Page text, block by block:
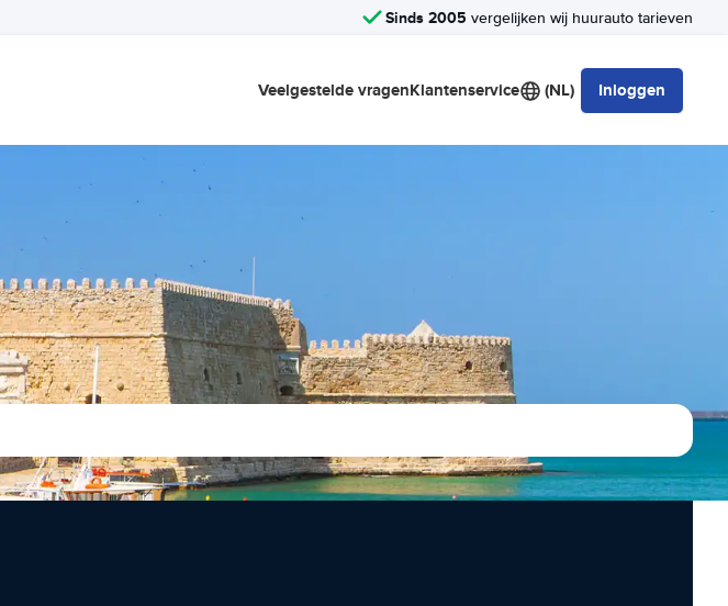
Sinds 2005 vergelijken wij huurauto tarieven
Veelgestelde vragenKlantenservice (NL) Inloggen